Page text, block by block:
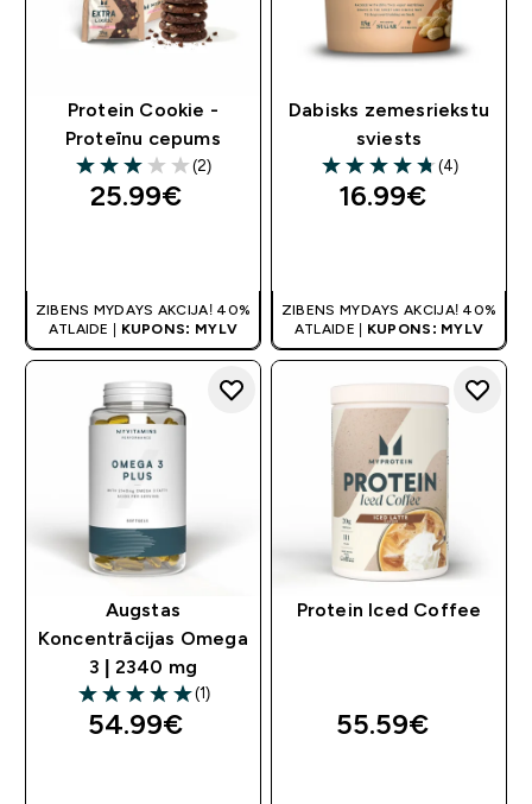
Protein Cookie -
Proteīnu cepums
3 out of 5 stars
(2)
25.99€‎
ZIBENS MYDAYS AKCIJA! 40%
ATLAIDE |
KUPONS: MYLV
Dabisks zemesriekstu
sviests
4.75 out of 5 stars
(4)
16.99€‎
ZIBENS MYDAYS AKCIJA! 40%
ATLAIDE | KUPONS: MYLV
Augstas
Koncentrācijas Omega
3 | 2340 mg
5 out of 5 stars
(1)
54.99€‎
Protein Iced Coffee
55.59€‎